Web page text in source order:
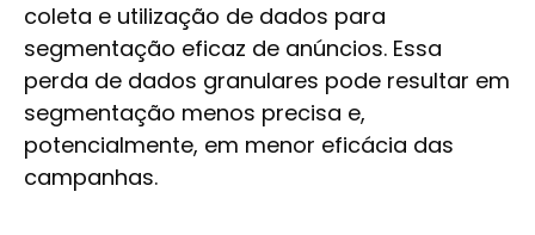
coleta e utilização de dados para
segmentação eficaz de anúncios. Essa
perda de dados granulares pode resultar em
segmentação menos precisa e,
potencialmente, em menor eficácia das
campanhas.